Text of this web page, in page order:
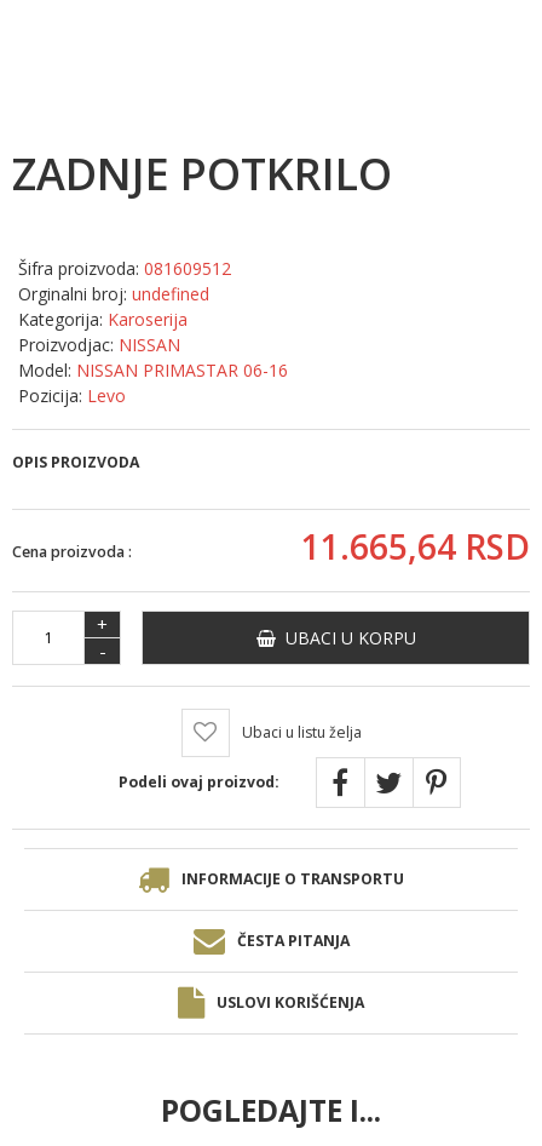
ZADNJE POTKRILO
Šifra proizvoda: 081609512
Orginalni broj: undefined
Kategorija: Karoserija
Proizvodjac: NISSAN
Model: NISSAN PRIMASTAR 06-16
Pozicija: Levo
OPIS PROIZVODA
Cena proizvoda : 11.665,64 RSD
+
-
UBACI U KORPU
Ubaci u listu želja
Podeli ovaj proizvod:
INFORMACIJE O TRANSPORTU
ČESTA PITANJA
USLOVI KORIŠĆENJA
POGLEDAJTE I...